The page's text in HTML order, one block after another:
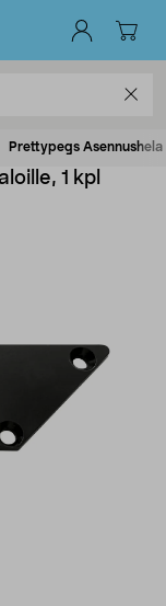
Prettypegs
1 kpl